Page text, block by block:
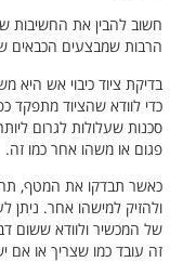
חשוב להבין את החשיבות
הרבות שמבצעים הכבאים
בדיקת ציוד כיבוי אש היא
כדי לוודא שהציוד מתפקד
סכנות שעלולות לגרום
פגום או משהו אחר כמו זה.
כאשר תבדקו את המטף,
ולהזיק למישהו אחר. ניתן
של המכשיר ולוודא ששום
זה עובד כמו שצריך או אם